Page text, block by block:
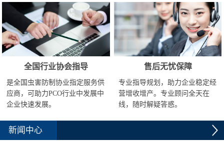
全国行业协会指导
是全国虫害防制协业指定服务供
应商，可助力PCO行业中发展中
企业快速发展。
售后无忧保障
专业指导规划，助力企业稳定经
营增收增产。专业顾问全天在
线，随时解疑答惑。
新闻中心